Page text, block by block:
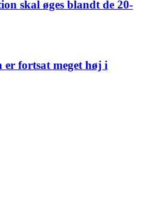
skal øges blandt de 20-
er fortsat meget høj i